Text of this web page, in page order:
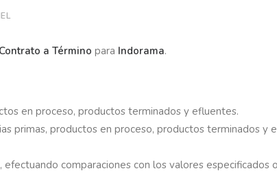
Contrato a Término para Indorama.
en proceso, productos terminados y efluentes.
primas, productos en proceso, productos terminados
comparaciones con los valores